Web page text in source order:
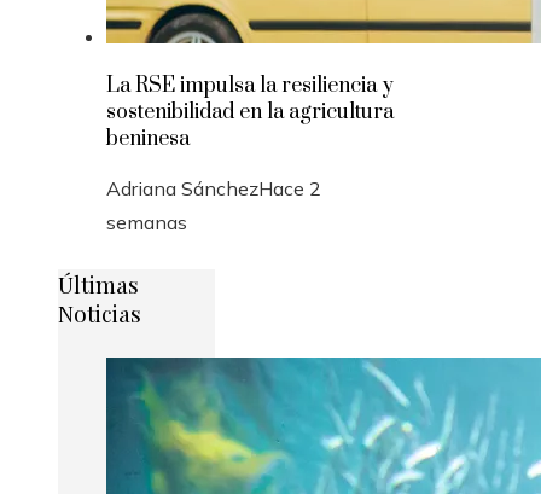
La RSE impulsa la resiliencia y
sostenibilidad en la agricultura
beninesa
Adriana SánchezHace 2
semanas
Últimas
Noticias